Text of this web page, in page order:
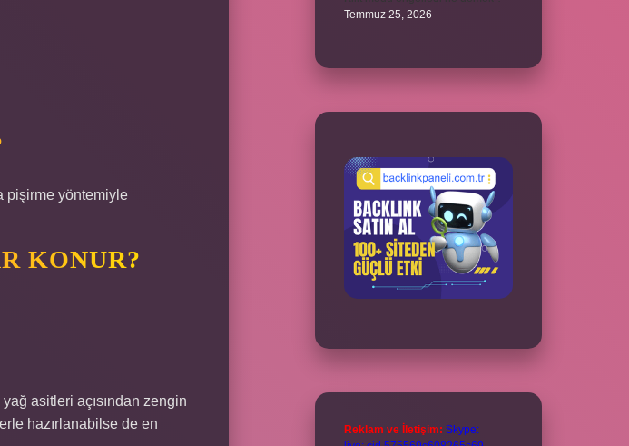
pişirme yöntemiyle
KONUR?
asitleri açısından zengin
hazırlanabilse de en
Temmuz 25, 2026
Reklam ve İletişim: Skype: